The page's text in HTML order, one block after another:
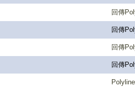
回傳
回傳
回傳
回傳